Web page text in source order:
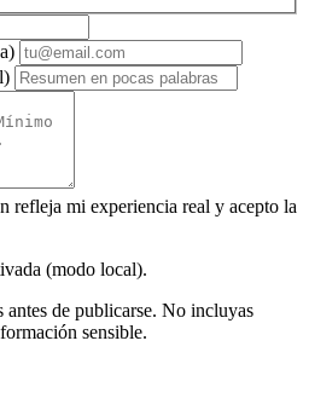
refleja mi experiencia real y acepto la
(modo local).
antes de publicarse. No incluyas
sensible.